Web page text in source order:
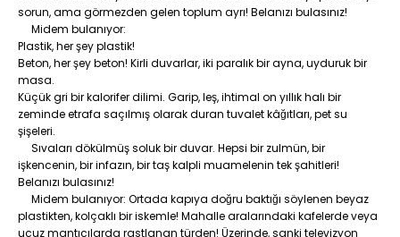
sorun, ama görmezden gelen toplum ayrı! Belanızı bulasınız!
Midem bulanıyor:
Plastik, her şey plastik!
Beton, her şey beton! Kirli duvarlar, iki paralık bir ayna, uyduruk bir
masa.
Küçük gri bir kalorifer dilimi. Garip, leş, ihtimal on yıllık halı bir
zeminde etrafa saçılmış olarak duran tuvalet kâğıtları, pet su
şişeleri.
Sıvaları dökülmüş soluk bir duvar. Hepsi bir zulmün, bir
işkencenin, bir infazın, bir taş kalpli muamelenin tek şahitleri!
Belanızı bulasınız!
Midem bulanıyor: Ortada kapıya doğru baktığı söylenen beyaz
plastikten, kolçaklı bir iskemle! Mahalle aralarındaki kafelerde veya
ucuz mantıcılarda rastlanan türden! Üzerinde, sanki televizyon